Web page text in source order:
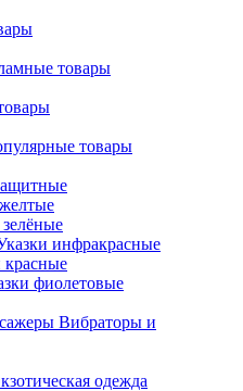
товары
товары
инфракрасные
красные
фиолетовые
Вибраторы и
одежда